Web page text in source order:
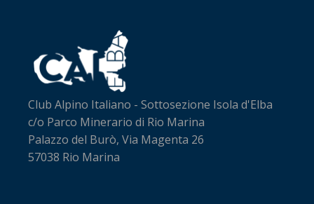
Club Alpino Italiano - Sottosezione Isola d'Elba
c/o Parco Minerario di Rio Marina
Palazzo del Burò, Via Magenta 26
57038 Rio Marina